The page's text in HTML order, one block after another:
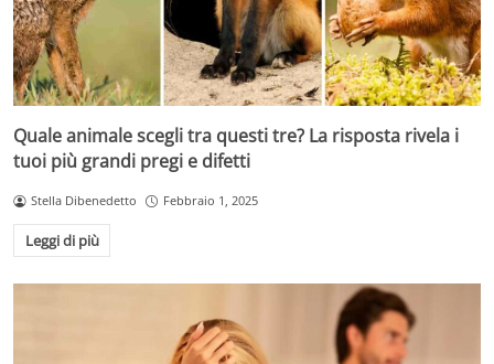
Quale animale scegli tra questi tre? La risposta rivela i
tuoi più grandi pregi e difetti
Stella Dibenedetto Febbraio 1, 2025
Leggi di più